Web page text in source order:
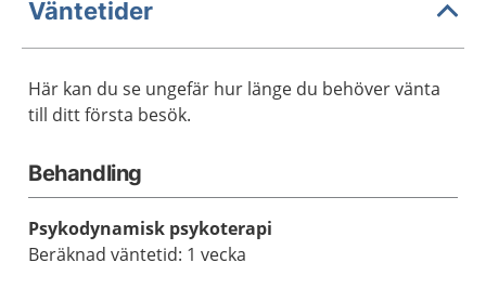
Väntetider
Här kan du se ungefär hur länge du behöver vänta
till ditt första besök.
Behandling
Psykodynamisk psykoterapi
Beräknad väntetid: 1 vecka